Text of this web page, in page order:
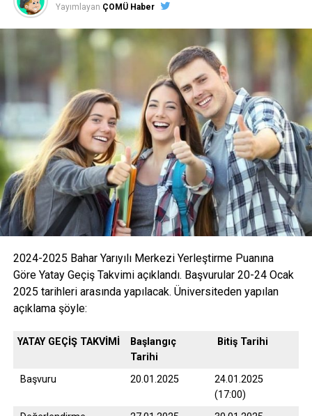
Facebook
Mastodon
BIR SONRAKI
HİZBULLAH: ESED’İN DEVRİLMESİNE İZİN VERMEYECEĞİZ
Yayımlayan ÇOMÜ Haber
2024-2025 Bahar Yarıyılı Merkezi Yerleştirme Puanına
Göre Yatay Geçiş Takvimi açıklandı. Başvurular 20-24 Ocak
2025 tarihleri arasında yapılacak. Üniversiteden yapılan
açıklama şöyle:
YATAY GEÇİŞ TAKVİMİ
Başlangıç
Tarihi
Bitiş Tarihi
Başvuru 20.01.2025
24.01.2025
(17:00)